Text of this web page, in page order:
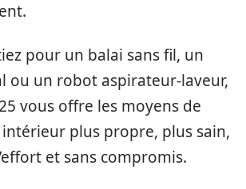
pour un balai sans fil, un
ou un robot aspirateur-laveur,
vous offre les moyens de
plus propre, plus sain,
et sans compromis.